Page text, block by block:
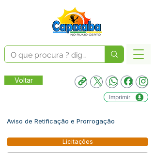
Voltar
Imprimir
Aviso de Retificação e Prorrogação
Licitações